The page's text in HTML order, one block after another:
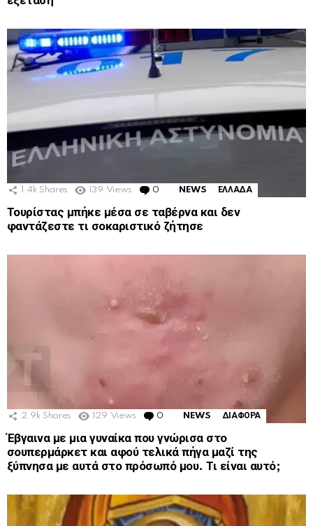
1.4k Shares 139 Views 0 Comments
NEWS ΕΛΛΑΔΑ
Τουρίστας μπήκε μέσα σε ταβέρνα και δεν
φαντάζεστε τι σοκαριστικό ζήτησε
2.9k Shares 129 Views 0 Comments
NEWS ΔΙΑΦΟΡΑ
Έβγαινα με μια γυναίκα που γνώρισα στο
σουπερμάρκετ και αφού τελικά πήγα μαζί της
ξύπνησα με αυτά στο πρόσωπό μου. Τι είναι αυτό;